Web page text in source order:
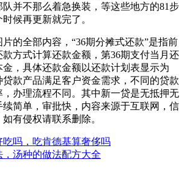
并不那么着急换装，等这些地方的81步
候再更新就完了。
片的全部内容，“36期分摊式还款”是指前
方式计算还款金额，第36期支付当月还
，具体还款金额以还款计划表显示为
款产品满足客户资金需求，不同的贷款
办理流程不同。其中新一贷是无抵押无
简单，审批快，内容来源于互联网，信
有侵权请联系删除。
吃吗，吃肯德基算奢侈吗
，汤种的做法配方大全